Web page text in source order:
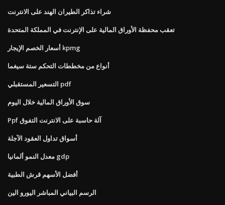
شراء تذاكر الطيران الهند على الانترنت
تعقب محفظة الأوراق المالية على الإنترنت في المملكة المتحدة
أسعار الخصم الإيجار kpmg
أنواع من مخططات التحكم ستة سيغما
التسعير المستقبلي pdf
سوق الأوراق المالية خلال اليوم
Ppf آلة حاسبة على الانترنت التفوق
أسواق تداول العقود الآجلة
معدل النمو ألمانيا gdp
أفضل الأسهم قرش الطبية
الرسم البياني المباشر اليورو الين